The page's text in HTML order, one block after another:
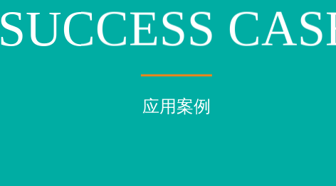
SUCCESS
应用案例